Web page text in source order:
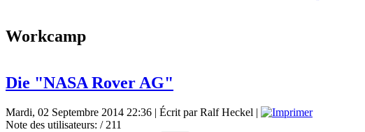
Workcamp
Die "NASA Rover AG"
Mardi, 02 Septembre 2014 22:36 | Écrit par Ralf Heckel |
Note des utilisateurs: / 211